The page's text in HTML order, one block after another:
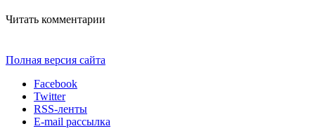
Читать комментарии
Полная версия сайта
Facebook
Twitter
RSS-ленты
E-mail рассылка